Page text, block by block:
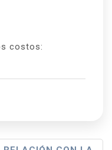
costos: